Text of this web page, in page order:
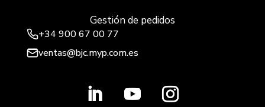
Gestión de pedidos
+34 900 67 00 77
ventas@bjc.myp.com.es